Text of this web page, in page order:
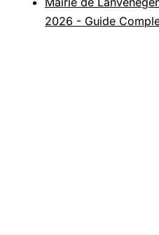
2026 - Guide